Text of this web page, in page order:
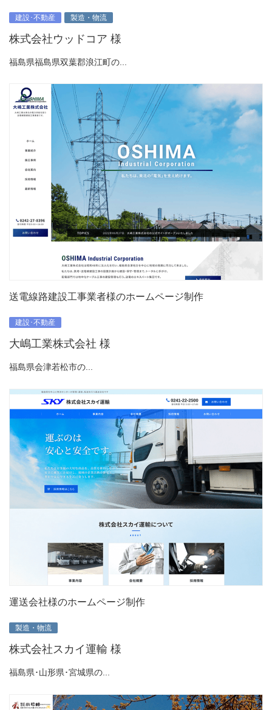
建設･不動産 製造・物流
株式会社ウッドコア 様
福島県福島県双葉郡浪江町の...
送電線路建設工事業者様のホームページ制作
建設･不動産
大嶋工業株式会社 様
福島県会津若松市の...
運送会社様のホームページ制作
製造・物流
株式会社スカイ運輸 様
福島県･山形県･宮城県の...